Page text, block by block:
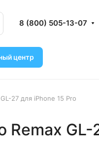
8 (800) 505-13-07
центр
27 для iPhone 15 Pro
Remax GL-